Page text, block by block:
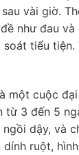
vài giờ.
như đau
tiểu tiện.
một cuộc
từ 3 đến 5
dậy, và
ruột,